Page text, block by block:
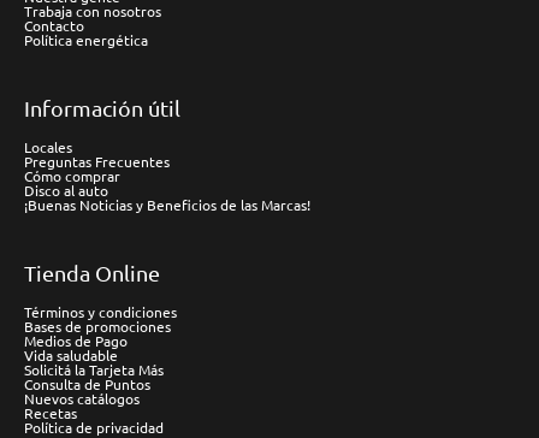
Trabaja con nosotros
Contacto
Política energética
Información útil
Locales
Preguntas Frecuentes
Cómo comprar
Disco al auto
¡Buenas Noticias y Beneficios de las Marcas!
Tienda Online
Términos y condiciones
Bases de promociones
Medios de Pago
Vida saludable
Solicitá la Tarjeta Más
Consulta de Puntos
Nuevos catálogos
Recetas
Política de privacidad